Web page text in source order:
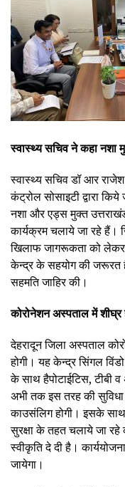
स्वास्थ्य सचिव ने कहा नशा
स्वास्थ्य सचिव डॉ आर
कंट्रोल सोसाइटी द्वारा
नशा और एड्स मुक्त
कार्यक्रम चलाये जा रहे
खिलाफ जागरूकता को लेकर
केन्द्र के सहयोग की जरूरत
सहमति जाहिर की।
कोरोनेशन अस्पताल में शीघ्र
देहरादून जिला अस्पताल
होगी। यह केन्द्र सिंगल
के साथ हैपोटाईटिस, टीबी व
अभी तक इस तरह की
काउसंलिग होगी। इसके
सुरक्षा के तहत चलाये जा रहे
स्वीकृति दे दी है।
जायेगा।